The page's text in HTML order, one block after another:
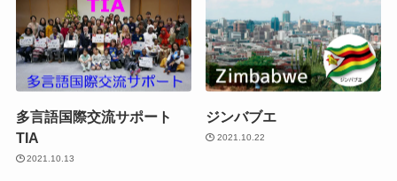
多言語国際交流サポート
TIA
2021.10.13
ジンバブエ
2021.10.22